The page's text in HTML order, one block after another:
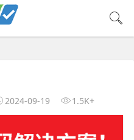
2024-09-19 1.5K+